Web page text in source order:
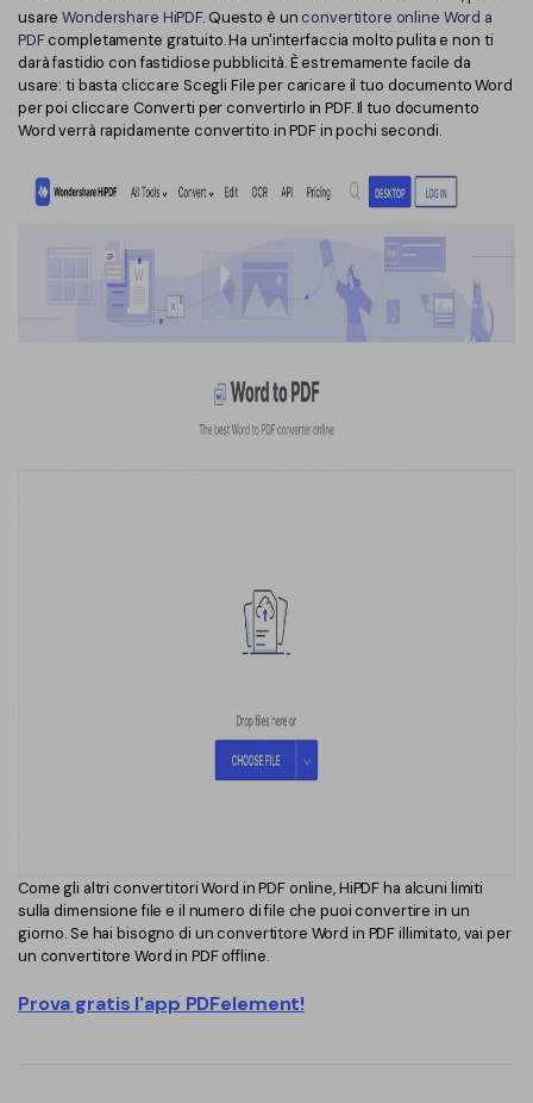
usareWondershare HiPDF. Questo è un convertitore online Word a
PDFcompletamente gratuito. Ha un'interfaccia molto pulita e non ti
darà fastidio con fastidiose pubblicità. È estremamente facile da
usare: ti basta cliccare Scegli File per caricare il tuo documento Word
per poi cliccare Converti per convertirlo in PDF. Il tuo documento
Word verrà rapidamente convertito in PDF in pochi secondi.
Come gli altri convertitori Word in PDF online, HiPDF ha alcuni limiti
sulla dimensione file e il numero di file che puoi convertire in un
giorno. Se hai bisogno di un convertitore Word in PDF illimitato, vai per
un convertitore Word in PDF offline.
Prova gratis l'app PDFelement!